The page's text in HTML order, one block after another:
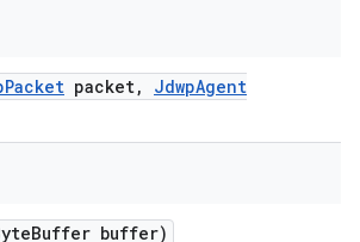
Packet packet, JdwpAgent
Buffer buffer)